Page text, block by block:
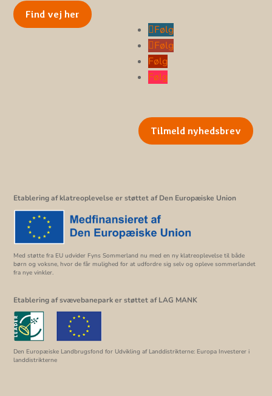
Find vej her
Følg
Følg
Følg
Følg
Tilmeld nyhedsbrev
Etablering af klatreoplevelse er støttet af Den Europæiske Union
Med støtte fra EU udvider Fyns Sommerland nu med en ny klatreoplevelse til både
børn og voksne, hvor de får mulighed for at udfordre sig selv og opleve sommerlandet
fra nye vinkler.
Etablering af svævebanepark er støttet af LAG MANK
Den Europæiske Landbrugsfond for Udvikling af Landdistrikterne: Europa Investerer i
landdistrikterne